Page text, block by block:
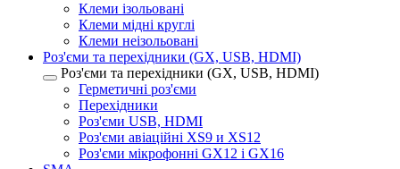
Клеми ізольовані
Клеми мідні круглі
Клеми неізольовані
Роз'єми та перехідники (GX, USB, HDMI)
Роз'єми та перехідники (GX, USB, HDMI)
Герметичні роз'єми
Перехідники
Роз'єми USB, HDMI
Роз'єми авіаційні XS9 и XS12
Роз'єми мікрофонні GX12 і GX16